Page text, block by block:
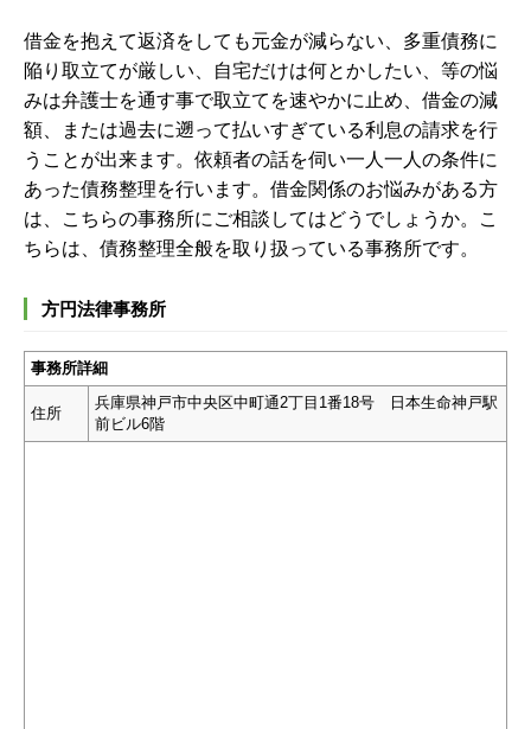
借金を抱えて返済をしても元金が減らない、多重債務に
陥り取立てが厳しい、自宅だけは何とかしたい、等の悩
みは弁護士を通す事で取立てを速やかに止め、借金の減
額、または過去に遡って払いすぎている利息の請求を行
うことが出来ます。依頼者の話を伺い一人一人の条件に
あった債務整理を行います。 借金関係のお悩みがある方
は、こちらの事務所にご相談してはどうでしょうか。こ
ちらは、債務整理全般を取り扱っている事務所です。
方円法律事務所
事務所詳細
住所
兵庫県神戸市中央区中町通2丁目1番18号 日本生命神戸駅
前ビル6階